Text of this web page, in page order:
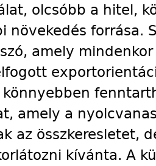
olcsóbb a hitel,
növekedés forrása.
amely
amely a
az összkeresletet,
kívánta. A